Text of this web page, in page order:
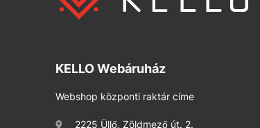
KELLO Webáruház
Webshop központi raktár címe
2225 Üllő, Zöldmező út. 2.